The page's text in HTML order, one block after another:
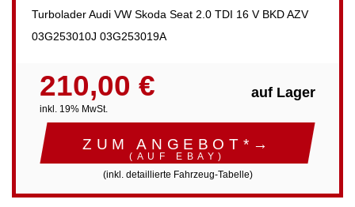
Turbolader Audi VW Skoda Seat 2.0 TDI 16 V BKD AZV
03G253010J 03G253019A
210,00 €
inkl. 19% MwSt.
auf Lager
ZUM ANGEBOT*→
(AUF EBAY)
(inkl. detaillierte Fahrzeug-Tabelle)